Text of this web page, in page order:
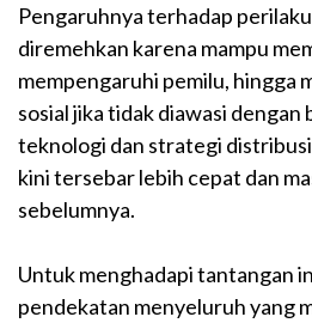
Pengaruhnya terhadap
diremehkan karena mampu
mempengaruhi pemilu, hingga
sosial jika tidak diawasi
teknologi dan strategi
kini tersebar lebih cepat dan
sebelumnya.
Untuk menghadapi tantangan
pendekatan menyeluruh yang